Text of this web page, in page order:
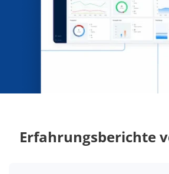
Erfahrungsberichte